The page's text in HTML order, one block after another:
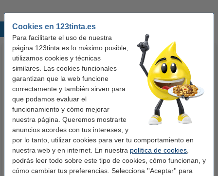
Cookies en 123tinta.es
Para facilitarte el uso de nuestra
página 123tinta.es lo máximo posible,
utilizamos cookies y técnicas
similares. Las cookies funcionales
garantizan que la web funcione
correctamente y también sirven para
que podamos evaluar el
funcionamiento y cómo mejorar
nuestra página. Queremos mostrarte
anuncios acordes con tus intereses, y
por lo tanto, utilizar cookies para ver tu comportamiento en
nuestra web y en internet. En nuestra política de cookies
podrás leer todo sobre este tipo de cookies, cómo funcionan, y
cómo cambiar tus preferencias. Selecciona ''Aceptar'' para
Productos destacados
123tinta Papel fotográfico
Premium Glossy brillo alto | 10 x
15 cm | 260g | 100 hojas
123tinta Pilas Alcalinas Xtreme
Power AA - LR06 - MN1500 - 24
unidades
14,50 €